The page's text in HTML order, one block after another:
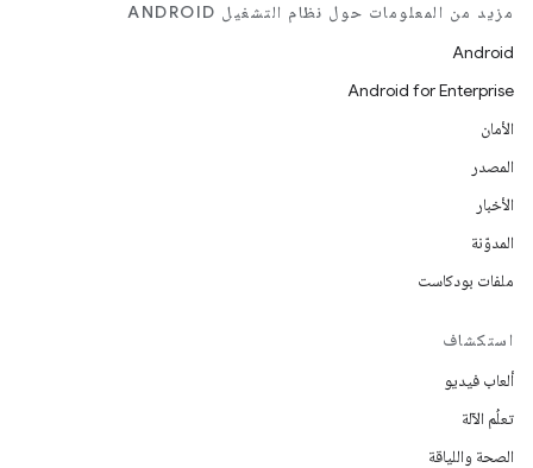
مزيد من المعلومات حول نظام التشغيل ANDROID
Android
Android for Enterprise
الأمان
المصدر
الأخبار
المدوّنة
ملفات بودكاست
استكشاف
ألعاب فيديو
تعلُم الآلة
الصحة واللياقة